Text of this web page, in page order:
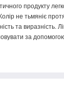
продукту
Колір не тьмяніє
та виразність.
за